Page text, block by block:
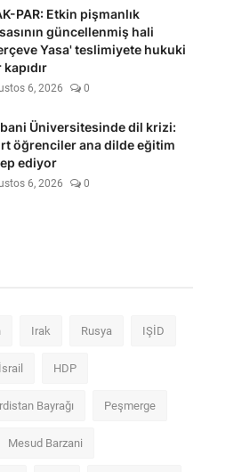
PAR: Etkin pişmanlık
güncellenmiş hali
Yasa' teslimiyete hukuki
kapıdır
6, 2026 0
Üniversitesinde dil krizi:
öğrenciler ana dilde eğitim
ediyor
6, 2026 0
Irak Rusya IŞİD
İsrail HDP
Bayrağı Peşmerge
Mesud Barzani